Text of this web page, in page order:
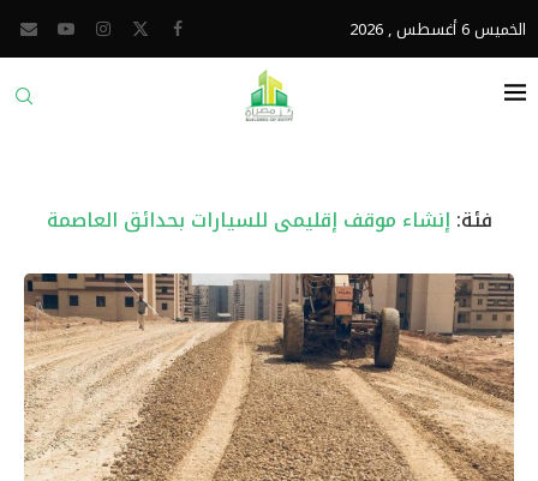
الخميس 6 أغسطس , 2026
فئة: إنشاء موقف إقليمى للسيارات بحدائق العاصمة